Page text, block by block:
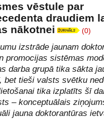
vēstule par
draudiem
nākotnei
(0)
izstrāde jaunam
promocijas sistēmas
darba grupā tika sākta
bet tieši valsts svētku
tika izplatīts šī
– konceptuālais
jauna doktorantūras